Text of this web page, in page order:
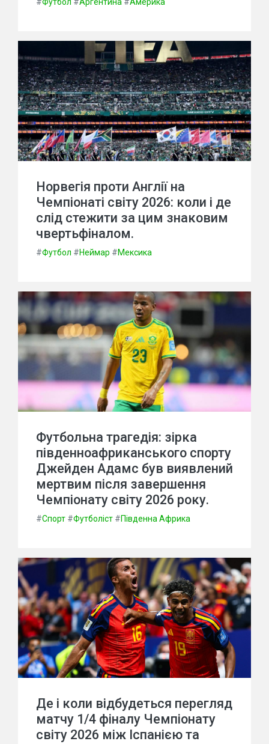
Норвегія проти Англії на
Чемпіонаті світу 2026: коли і де
слід стежити за цим знаковим
чвертьфіналом.
#Футбол #Неймар #Мексика
Футбольна трагедія: зірка
південноафриканського спорту
Джейден Адамс був виявлений
мертвим після завершення
Чемпіонату світу 2026 року.
#Спорт #Футболіст #Південна Африка
Де і коли відбудеться перегляд
матчу 1/4 фіналу Чемпіонату
світу 2026 між Іспанією та